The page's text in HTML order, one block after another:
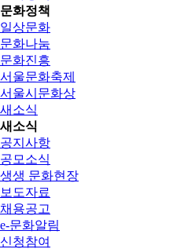
문화정책
일상문화
문화나눔
문화진흥
서울문화축제
서울시문화상
새소식
새소식
공지사항
공모소식
생생 문화현장
보도자료
채용공고
e-문화알림
신청참여